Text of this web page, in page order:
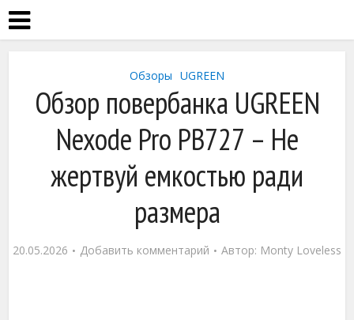
Обзоры UGREEN
Обзор повербанка UGREEN
Nexode Pro PB727 – Не
жертвуй емкостью ради
размера
20.05.2026 Добавить комментарий Автор: Monty Loveless